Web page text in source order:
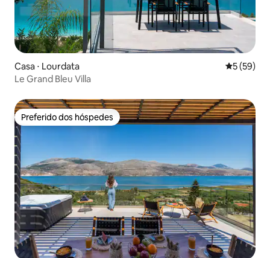
Casa ⋅ Lourdata 5 de uma
5 (59)
Le Grand Bleu Villa
Preferido dos hóspedes
Preferido dos hóspedes